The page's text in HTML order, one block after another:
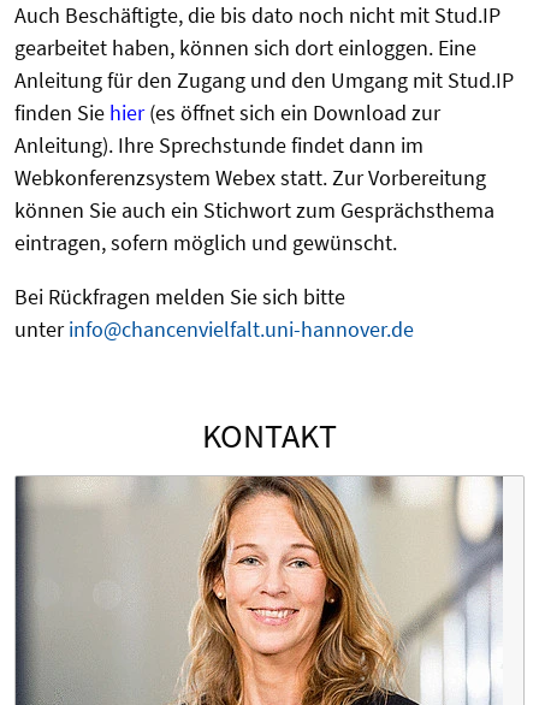
Auch Beschäftigte, die bis dato noch nicht mit Stud.IP
gearbeitet haben, können sich dort einloggen. Eine
Anleitung für den Zugang und den Umgang mit Stud.IP
finden Sie hier(es öffnet sich ein Download zur
Anleitung). Ihre Sprechstunde findet dann im
Webkonferenzsystem Webex statt. Zur Vorbereitung
können Sie auch ein Stichwort zum Gesprächsthema
eintragen, sofern möglich und gewünscht.
Bei Rückfragen melden Sie sich bitte
unterinfo@chancenvielfalt.uni-hannover.de
KONTAKT